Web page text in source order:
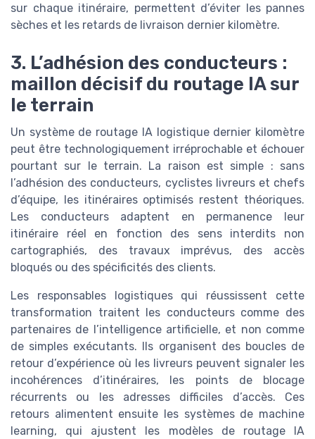
sur chaque itinéraire, permettent d’éviter les pannes
sèches et les retards de livraison dernier kilomètre.
3. L’adhésion des conducteurs :
maillon décisif du routage IA sur
le terrain
Un système de routage IA logistique dernier kilomètre
peut être technologiquement irréprochable et échouer
pourtant sur le terrain. La raison est simple : sans
l’adhésion des conducteurs, cyclistes livreurs et chefs
d’équipe, les itinéraires optimisés restent théoriques.
Les conducteurs adaptent en permanence leur
itinéraire réel en fonction des sens interdits non
cartographiés, des travaux imprévus, des accès
bloqués ou des spécificités des clients.
Les responsables logistiques qui réussissent cette
transformation traitent les conducteurs comme des
partenaires de l’intelligence artificielle, et non comme
de simples exécutants. Ils organisent des boucles de
retour d’expérience où les livreurs peuvent signaler les
incohérences d’itinéraires, les points de blocage
récurrents ou les adresses difficiles d’accès. Ces
retours alimentent ensuite les systèmes de machine
learning, qui ajustent les modèles de routage IA